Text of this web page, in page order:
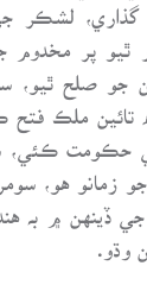
گذاري، لشڪر
ٿيو پر مخدوم
جو صلح ٿيو،
تائين ملڪ
تي حڪومت
جو زمانو هو،
ڏينهن ۾ بہ
وڌو.